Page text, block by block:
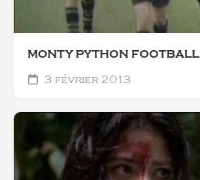
MONTY PYTHON FOOTBALL
3 février 2013